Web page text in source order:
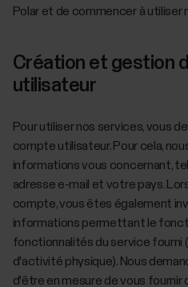
Polar et de commencer à utiliser
Création et gestion
utilisateur
Pour utiliser nos services, vous
compte utilisateur. Pour cela,
informations vous concernant,
adresse e-mail et votre pays.
compte, vous êtes également
informations permettant le
fonctionnalités du service fourni
d'activité physique). Nous
d'être en mesure de vous